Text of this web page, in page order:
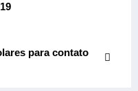
para contato